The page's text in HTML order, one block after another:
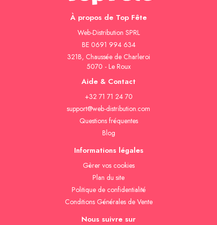
À propos de Top Fête
Web-Distribution SPRL
BE 0691 994 634
321B, Chaussée de Charleroi
5070 - Le Roux
Aide & Contact
+32 71 71 24 70
support@web-distribution.com
Questions fréquentes
Blog
Informations légales
Gèrer vos cookies
Plan du site
Politique de confidentialité
Conditions Générales de Vente
Nous suivre sur